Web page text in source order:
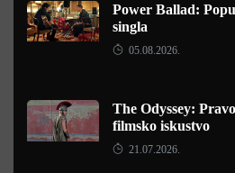
Power Ballad:
singla
05.08.2026.
The Odyssey:
filmsko iskustvo
21.07.2026.